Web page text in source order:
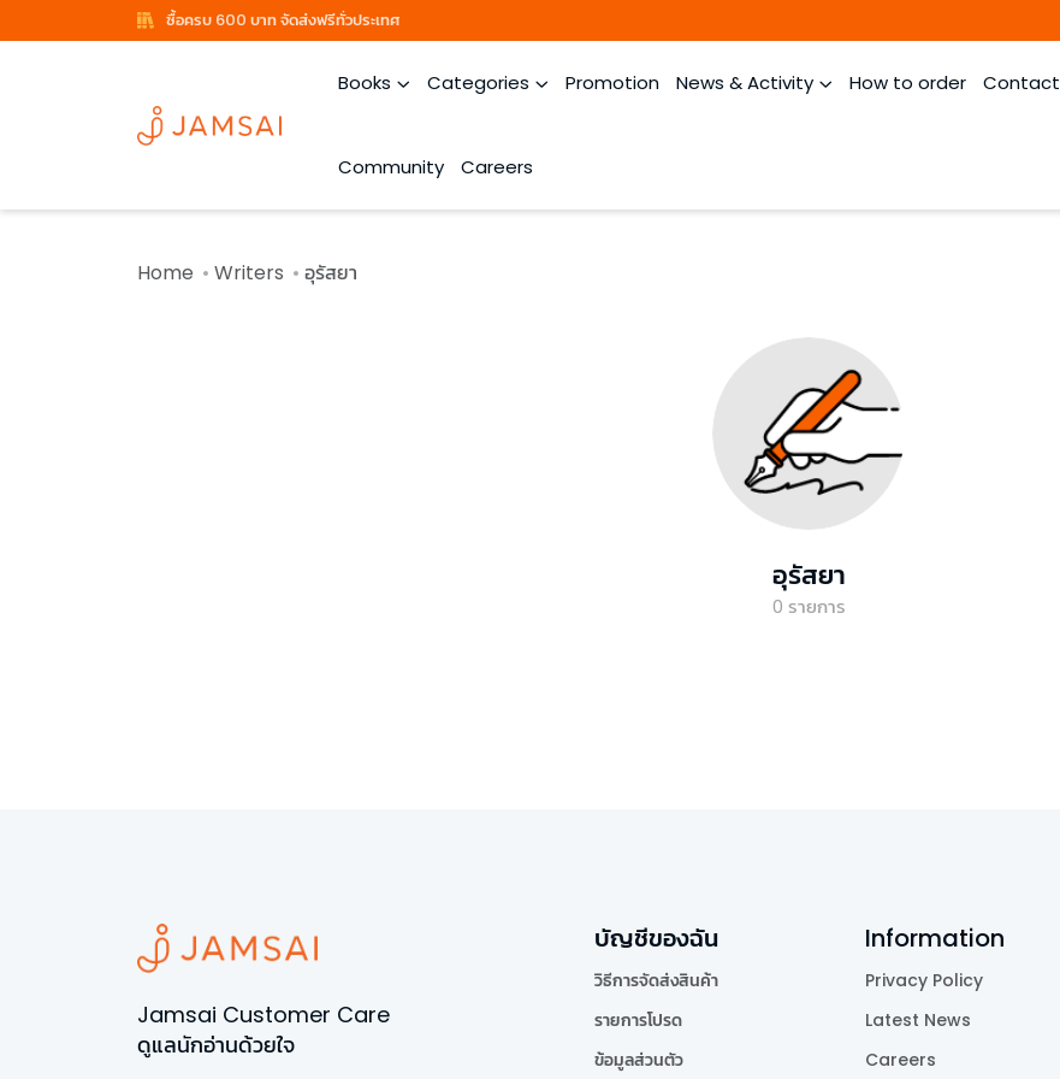
ซื้อครบ 600 บาท จัดส่งฟรีทั่วประเทศ
Books Categories Promotion News & Activity How to order Contact
Community Careers
Home Writers อุรัสยา
อุรัสยา
0 รายการ
Jamsai Customer Care
ดูแลนักอ่านด้วยใจ
บัญชีของฉัน
วิธีการจัดส่งสินค้า
รายการโปรด
ข้อมูลส่วนตัว
Information
Privacy Policy
Latest News
Careers